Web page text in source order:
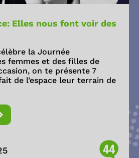
Elles nous font voir des
la Journée
femmes et des filles de
on te présente 7
de l’espace leur terrain de
44